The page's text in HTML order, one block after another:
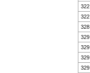
322
322
328
329
329
329
329